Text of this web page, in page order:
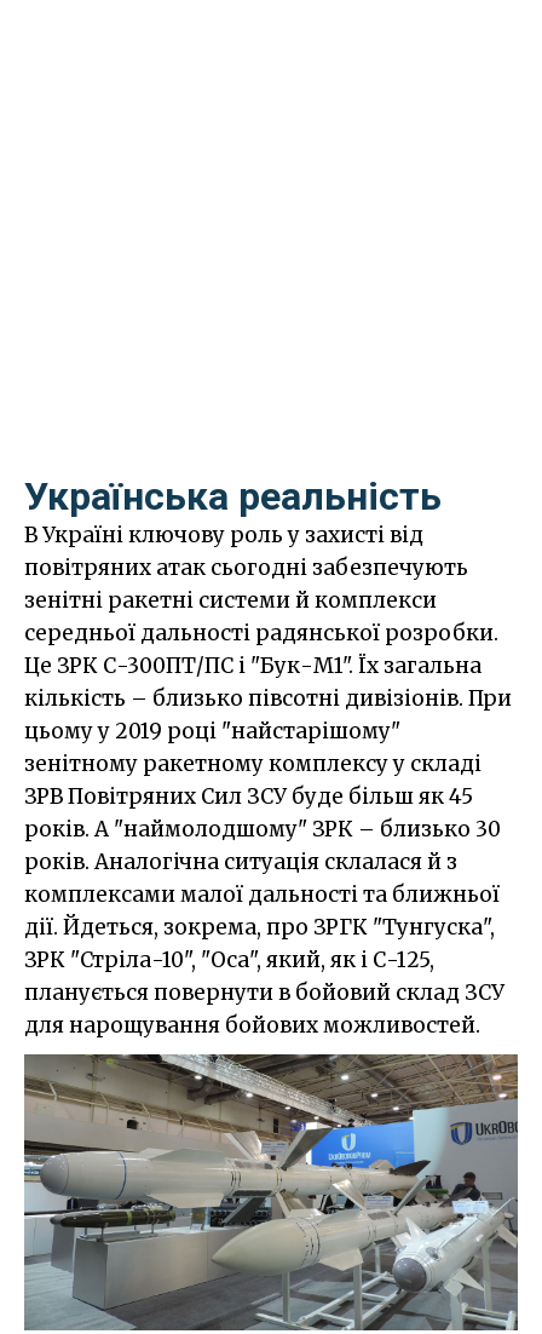
Українська реальність
В Україні ключову роль у захисті від
повітряних атак сьогодні забезпечують
зенітні ракетні системи й комплекси
середньої дальності радянської розробки.
Це ЗРК С-300ПТ/ПС і "Бук-М1". Їх загальна
кількість – близько півсотні дивізіонів. При
цьому у 2019 році "найстарішому"
зенітному ракетному комплексу у складі
ЗРВ Повітряних Сил ЗСУ буде більш як 45
років. А "наймолодшому" ЗРК – близько 30
років. Аналогічна ситуація склалася й з
комплексами малої дальності та ближньої
дії. Йдеться, зокрема, про ЗРГК "Тунгуска",
ЗРК "Стріла-10", "Оса", який, як і С-125,
планується повернути в бойовий склад ЗСУ
для нарощування бойових можливостей.